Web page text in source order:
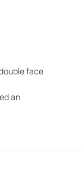
face
an